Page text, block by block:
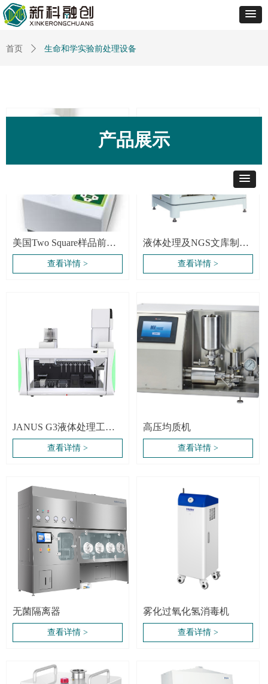
首页 ꄲ 生命和学实验前处理设备
产品展示
美国Two Square样品前处
理工作站查看详情 >
液体处理及NGS文库制备
查看详情 >
JANUS G3液体处理工作
查看详情 >
高压均质机
查看详情 >
无菌隔离器
查看详情 >
雾化过氧化氢消毒机
查看详情 >